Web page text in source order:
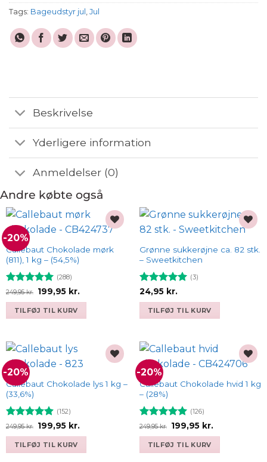
Tags: Bageudstyr jul Jul
Beskrivelse
Yderligere information
Anmeldelser (0)
Andre købte også
-20%
wishlist
Callebaut Chokolade mørk
(811), 1 kg – (54,5%)
Vurderet
4.93ud af
(288)
249,95kr.
Den
oprindelige
pris
var:
249,95 kr..
199,95 kr.Den
199,95 kr..
TILFØJ TIL KURV
wishlist
Grønne sukkerøjne ca. 82 stk.
– Sweetkitchen
Vurderet5
ud af 5
(3)
24,95 kr.
TILFØJ TIL KURV
-20%
wishlist
Callebaut Chokolade lys 1 kg –
(33,6%)
Vurderet
4.91ud af
(152)
249,95kr.
Den
oprindelige
pris
var:
249,95 kr..
199,95 kr.Den
199,95 kr..
TILFØJ TIL KURV
-20%
wishlist
Callebaut Chokolade hvid 1 kg
– (28%)
Vurderet
4.93ud af
(126)
249,95kr.
Den
oprindelige
pris
var:
249,95 kr..
199,95 kr.Den
199,95 kr..
TILFØJ TIL KURV